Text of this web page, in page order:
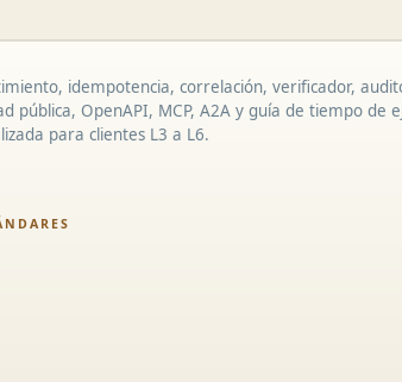
idempotencia, correlación, verificador,
pública, OpenAPI, MCP, A2A y guía de tiempo de
para clientes L3 a L6.